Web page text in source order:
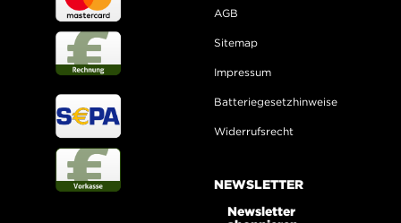
AGB
Sitemap
Impressum
Batteriegesetzhinweise
Widerrufsrecht
NEWSLETTER
Newsletter